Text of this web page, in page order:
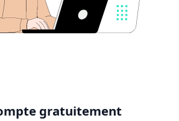
gratuitement